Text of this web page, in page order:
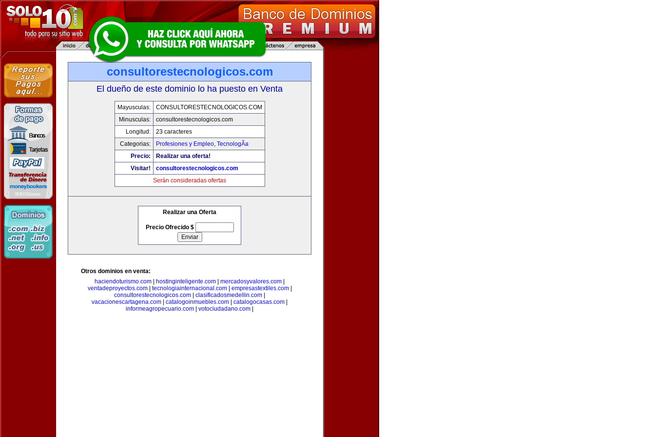
consultorestecnologicos.com
El dueño de este dominio lo ha puesto en Venta
Mayusculas:
CONSULTORESTECNOLOGICOS.COM
Minusculas:
consultorestecnologicos.com
Longitud:
23 caracteres
Categorias:
Profesiones y Empleo, TecnologÃ­a
Precio:
Realizar una oferta!
Visitar!
consultorestecnologicos.com
Serán consideradas ofertas
Realizar una Oferta
Precio Ofrecido $
Otros dominios en venta:
haciendoturismo.com
hostinginteligente.com mercadosyvalores.com
ventadeproyectos.com| tecnologiainternacional.com| empresastextiles.com|
consultorestecnologicos.com
clasificadosmedellin.com
vacacionescartagena.com
catalogoinmuebles.com catalogocasas.com
informeagropecuario.com
votociudadano.com